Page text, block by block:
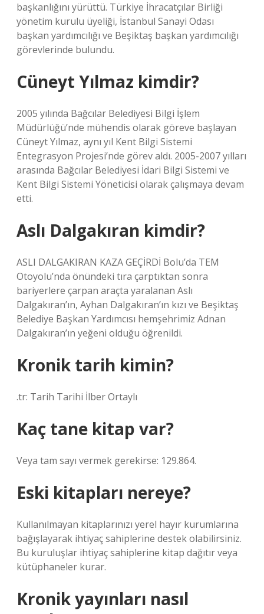
başkanlığını yürüttü. Türkiye İhracatçılar Birliği
yönetim kurulu üyeliği, İstanbul Sanayi Odası
başkan yardımcılığı ve Beşiktaş başkan yardımcılığı
görevlerinde bulundu.
Cüneyt Yılmaz kimdir?
2005 yılında Bağcılar Belediyesi Bilgi İşlem
Müdürlüğü’nde mühendis olarak göreve başlayan
Cüneyt Yılmaz, aynı yıl Kent Bilgi Sistemi
Entegrasyon Projesi’nde görev aldı. 2005-2007 yılları
arasında Bağcılar Belediyesi İdari Bilgi Sistemi ve
Kent Bilgi Sistemi Yöneticisi olarak çalışmaya devam
etti.
Aslı Dalgakıran kimdir?
ASLI DALGAKIRAN KAZA GEÇİRDİ Bolu’da TEM
Otoyolu’nda önündeki tıra çarptıktan sonra
bariyerlere çarpan araçta yaralanan Aslı
Dalgakıran’ın, Ayhan Dalgakıran’ın kızı ve Beşiktaş
Belediye Başkan Yardımcısı hemşehrimiz Adnan
Dalgakıran’ın yeğeni olduğu öğrenildi.
Kronik tarih kimin?
.tr: Tarih Tarihi İlber Ortaylı
Kaç tane kitap var?
Veya tam sayı vermek gerekirse: 129.864.
Eski kitapları nereye?
Kullanılmayan kitaplarınızı yerel hayır kurumlarına
bağışlayarak ihtiyaç sahiplerine destek olabilirsiniz.
Bu kuruluşlar ihtiyaç sahiplerine kitap dağıtır veya
kütüphaneler kurar.
Kronik yayınları nasıl